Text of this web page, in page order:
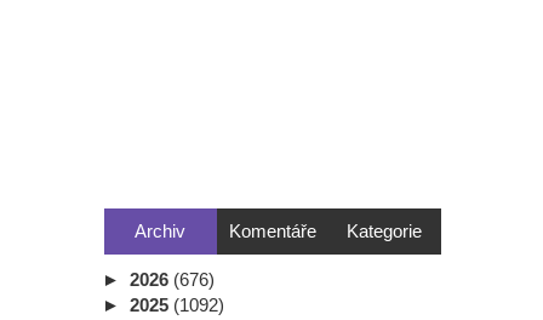
Archiv Komentáře Kategorie
► 2026 (676)
► 2025 (1092)